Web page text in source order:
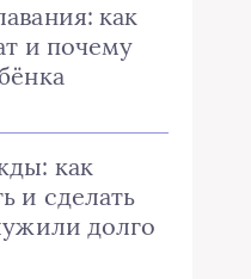
как
и почему
как
и сделать
долго